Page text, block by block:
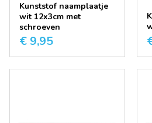
Kunststof naamplaatje
wit 12x3cm met
schroeven
€ 9,95